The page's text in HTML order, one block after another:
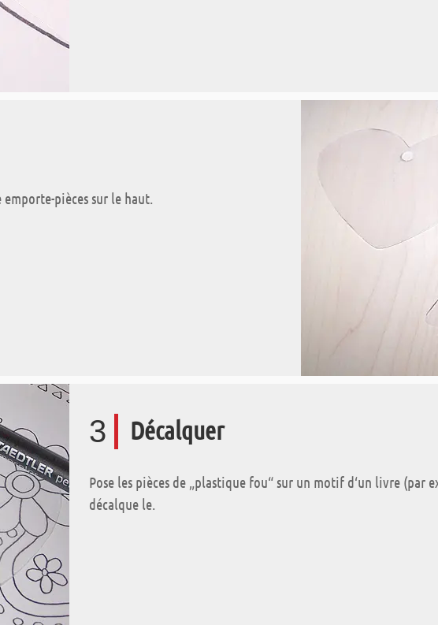
pièces sur le haut.
3 Décalquer
Pose les pièces de „plastique fou“ sur un motif d‘un livre (par
décalque le.